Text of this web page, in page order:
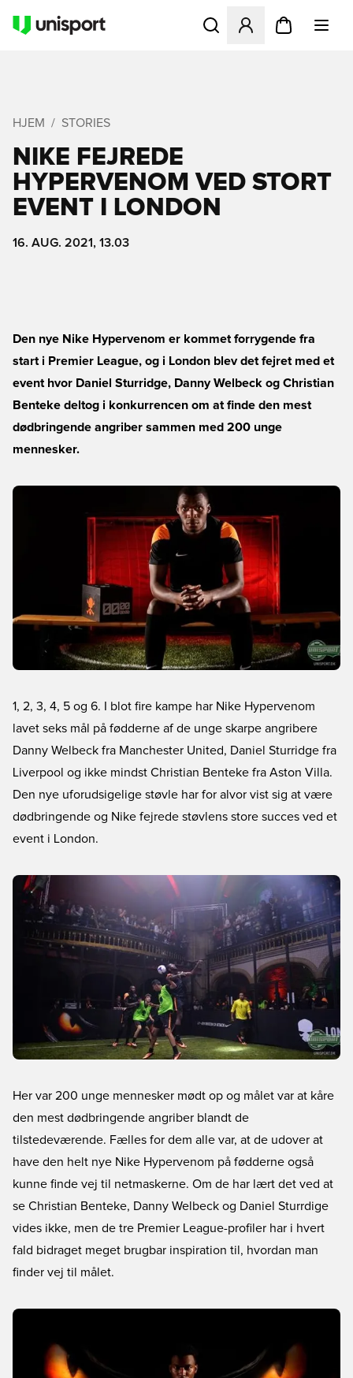
Åbner en Modal til at
HJEM STORIES
NIKE FEJREDE
HYPERVENOM VED STORT
EVENT I LONDON
16. AUG. 2021, 13.03
Den nye Nike Hypervenom er kommet forrygende fra
start i Premier League, og i London blev det fejret med et
event hvor Daniel Sturridge, Danny Welbeck og Christian
Benteke deltog i konkurrencen om at finde den mest
dødbringende angriber sammen med 200 unge
mennesker.
1, 2, 3, 4, 5 og 6. I blot fire kampe har Nike Hypervenom
lavet seks mål på fødderne af de unge skarpe angribere
Danny Welbeck fra Manchester United, Daniel Sturridge fra
Liverpool og ikke mindst Christian Benteke fra Aston Villa.
Den nye uforudsigelige støvle har for alvor vist sig at være
dødbringende og Nike fejrede støvlens store succes ved et
event i London.
Her var 200 unge mennesker mødt op og målet var at kåre
den mest dødbringende angriber blandt de
tilstedeværende. Fælles for dem alle var, at de udover at
have den helt nye Nike Hypervenom på fødderne også
kunne finde vej til netmaskerne. Om de har lært det ved at
se Christian Benteke, Danny Welbeck og Daniel Sturrdige
vides ikke, men de tre Premier League-profiler har i hvert
fald bidraget meget brugbar inspiration til, hvordan man
finder vej til målet.